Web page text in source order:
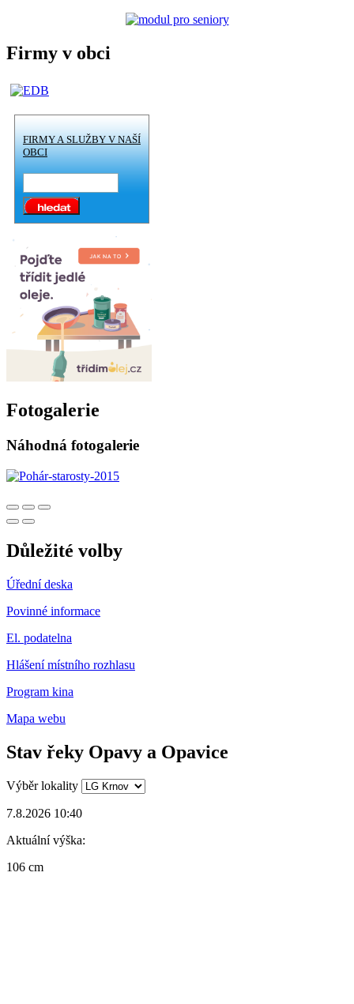
Firmy v obci
FIRMY A SLUŽBY V NAŠÍ
OBCI
Fotogalerie
Náhodná fotogalerie
Důležité volby
Úřední deska
Povinné informace
El. podatelna
Hlášení místního rozhlasu
Program kina
Mapa webu
Stav řeky Opavy a Opavice
Výběr lokality
7.8.2026 10:40
Aktuální výška:
106 cm